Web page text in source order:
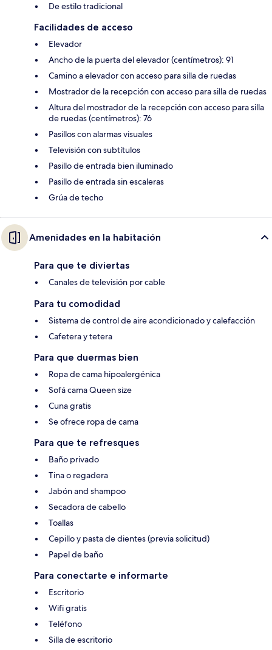
De estilo tradicional
Facilidades de acceso
Elevador
Ancho de la puerta del elevador (centímetros): 91
Camino a elevador con acceso para silla de ruedas
Mostrador de la recepción con acceso para silla de ruedas
Altura del mostrador de la recepción con acceso para silla
de ruedas (centímetros): 76
Pasillos con alarmas visuales
Televisión con subtítulos
Pasillo de entrada bien iluminado
Pasillo de entrada sin escaleras
Grúa de techo
Amenidades en la habitación
Para que te diviertas
Canales de televisión por cable
Para tu comodidad
Sistema de control de aire acondicionado y calefacción
Cafetera y tetera
Para que duermas bien
Ropa de cama hipoalergénica
Sofá cama Queen size
Cuna gratis
Se ofrece ropa de cama
Para que te refresques
Baño privado
Tina o regadera
Jabón and shampoo
Secadora de cabello
Toallas
Cepillo y pasta de dientes (previa solicitud)
Papel de baño
Para conectarte e informarte
Escritorio
Wifi gratis
Teléfono
Silla de escritorio